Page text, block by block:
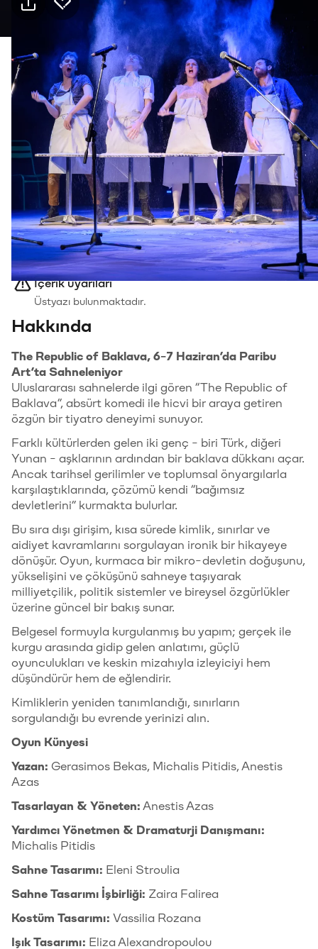
Pratik bilgiler
Süre
Etkinlik süresi: 1s 40dk
Kimler için uygun
16+
Tür
Tiyatro
İçerik uyarıları
Üstyazı bulunmaktadır.
Hakkında
The Republic of Baklava, 6-7 Haziran’da Paribu
Art’ta Sahneleniyor
Uluslararası sahnelerde ilgi gören “The Republic of
Baklava”, absürt komedi ile hicvi bir araya getiren
özgün bir tiyatro deneyimi sunuyor.
Farklı kültürlerden gelen iki genç - biri Türk, diğeri
Yunan - aşklarının ardından bir baklava dükkanı açar.
Ancak tarihsel gerilimler ve toplumsal önyargılarla
karşılaştıklarında, çözümü kendi “bağımsız
devletlerini” kurmakta bulurlar.
Bu sıra dışı girişim, kısa sürede kimlik, sınırlar ve
aidiyet kavramlarını sorgulayan ironik bir hikayeye
dönüşür. Oyun, kurmaca bir mikro-devletin doğuşunu,
yükselişini ve çöküşünü sahneye taşıyarak
milliyetçilik, politik sistemler ve bireysel özgürlükler
üzerine güncel bir bakış sunar.
Belgesel formuyla kurgulanmış bu yapım; gerçek ile
kurgu arasında gidip gelen anlatımı, güçlü
oyunculukları ve keskin mizahıyla izleyiciyi hem
düşündürür hem de eğlendirir.
Kimliklerin yeniden tanımlandığı, sınırların
sorgulandığı bu evrende yerinizi alın.
Oyun Künyesi
Yazan: Gerasimos Bekas, Michalis Pitidis, Anestis
Azas
Tasarlayan & Yöneten: Anestis Azas
Yardımcı Yönetmen & Dramaturji Danışmanı:
Michalis Pitidis
Sahne Tasarımı: Eleni Stroulia
Sahne Tasarımı İşbirliği: Zaira Falirea
Kostüm Tasarımı: Vassilia Rozana
Işık Tasarımı: Eliza Alexandropoulou